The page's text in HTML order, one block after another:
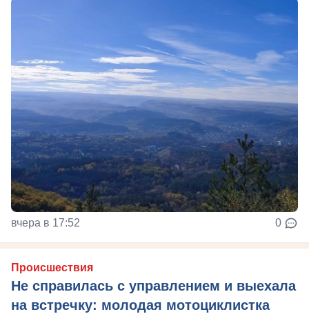
вчера в 17:52 0
Происшествия
Не справилась с управлением и выехала
на встречку: молодая мотоциклистка